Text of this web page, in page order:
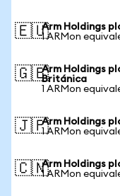
🇪🇺Arm Holdings
1 ARMon
🇬🇧Arm Holdings
Británica
1 ARMon
🇯🇵Arm Holdings
1 ARMon
🇨🇳Arm Holdings
1 ARMon